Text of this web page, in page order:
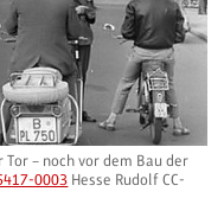
– noch vor dem Bau der
0003 Hesse Rudolf CC-